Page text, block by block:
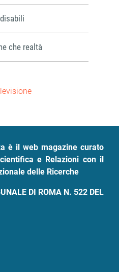
che realtà
è il web magazine curato
e Relazioni con il
delle Ricerche
DI ROMA N. 522 DEL